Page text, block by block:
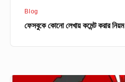
Blog
ফেসবুকে কোনো লেখায় কমেন্ট করার নিয়ম